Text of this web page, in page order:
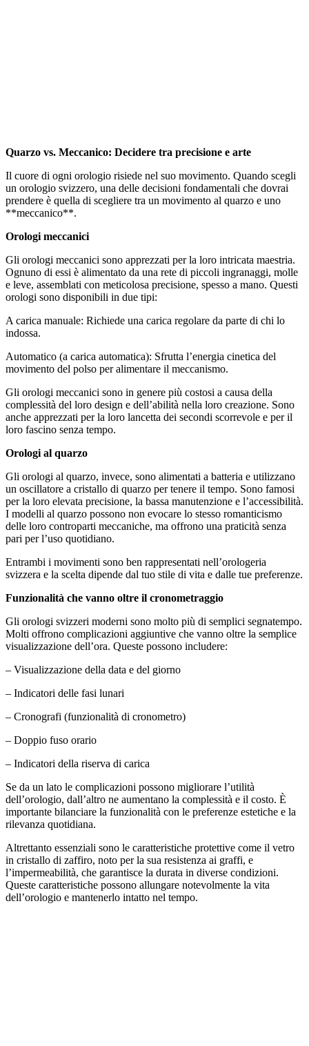
Quarzo vs. Meccanico: Decidere tra precisione e arte
Il cuore di ogni orologio risiede nel suo movimento. Quando scegli
un orologio svizzero, una delle decisioni fondamentali che dovrai
prendere è quella di scegliere tra un movimento al quarzo e uno
**meccanico**.
Orologi meccanici
Gli orologi meccanici sono apprezzati per la loro intricata maestria.
Ognuno di essi è alimentato da una rete di piccoli ingranaggi, molle
e leve, assemblati con meticolosa precisione, spesso a mano. Questi
orologi sono disponibili in due tipi:
A carica manuale: Richiede una carica regolare da parte di chi lo
indossa.
Automatico (a carica automatica): Sfrutta l’energia cinetica del
movimento del polso per alimentare il meccanismo.
Gli orologi meccanici sono in genere più costosi a causa della
complessità del loro design e dell’abilità nella loro creazione. Sono
anche apprezzati per la loro lancetta dei secondi scorrevole e per il
loro fascino senza tempo.
Orologi al quarzo
Gli orologi al quarzo, invece, sono alimentati a batteria e utilizzano
un oscillatore a cristallo di quarzo per tenere il tempo. Sono famosi
per la loro elevata precisione, la bassa manutenzione e l’accessibilità.
I modelli al quarzo possono non evocare lo stesso romanticismo
delle loro controparti meccaniche, ma offrono una praticità senza
pari per l’uso quotidiano.
Entrambi i movimenti sono ben rappresentati nell’orologeria
svizzera e la scelta dipende dal tuo stile di vita e dalle tue preferenze.
Funzionalità che vanno oltre il cronometraggio
Gli orologi svizzeri moderni sono molto più di semplici segnatempo.
Molti offrono complicazioni aggiuntive che vanno oltre la semplice
visualizzazione dell’ora. Queste possono includere:
– Visualizzazione della data e del giorno
– Indicatori delle fasi lunari
– Cronografi (funzionalità di cronometro)
– Doppio fuso orario
– Indicatori della riserva di carica
Se da un lato le complicazioni possono migliorare l’utilità
dell’orologio, dall’altro ne aumentano la complessità e il costo. È
importante bilanciare la funzionalità con le preferenze estetiche e la
rilevanza quotidiana.
Altrettanto essenziali sono le caratteristiche protettive come il vetro
in cristallo di zaffiro, noto per la sua resistenza ai graffi, e
l’impermeabilità, che garantisce la durata in diverse condizioni.
Queste caratteristiche possono allungare notevolmente la vita
dell’orologio e mantenerlo intatto nel tempo.